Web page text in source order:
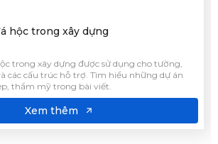
hộc trong xây dựng
trong xây dựng được sử dụng cho tường,
các cấu trúc hỗ trợ. Tìm hiểu những dự án
thẩm mỹ trong bài viết.
Xem thêm